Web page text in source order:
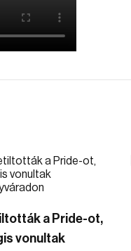
a Pride-ot,
vonultak